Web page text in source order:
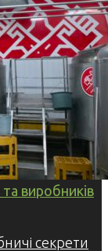
виробників
секрети